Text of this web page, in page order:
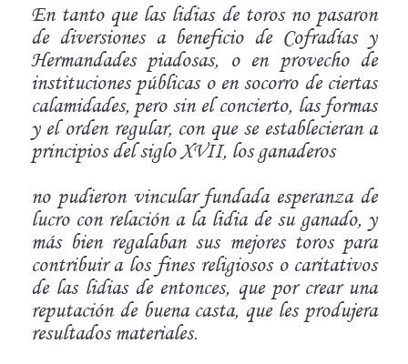
En tanto que las lidias de toros no pasaron
de diversiones a beneficio de Cofradías y
Hermandades piadosas, o en provecho de
instituciones públicas o en socorro de ciertas
calamidades, pero sin el concierto, las formas
y el orden regular, con que se establecieran a
principios del siglo XVII, los ganaderos
no pudieron vincular fundada esperanza de
lucro con relación a la lidia de su ganado, y
más bien regalaban sus mejores toros para
contribuir a los fines religiosos o caritativos
de las lidias de entonces, que por crear una
reputación de buena casta, que les produjera
resultados materiales.